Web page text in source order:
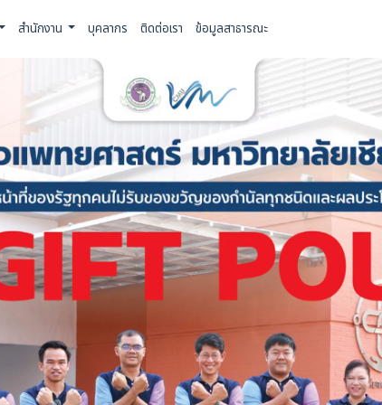
สำนักงาน บุคลากร ติดต่อเรา ข้อมูลสาธารณะ